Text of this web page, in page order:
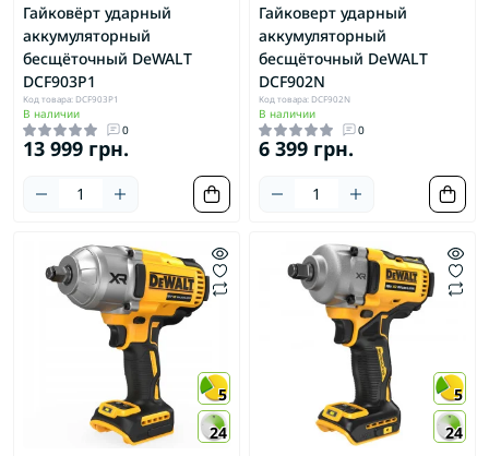
Гайковёрт ударный
аккумуляторный
бесщёточный DeWALT
DCF903P1
Код товара: DCF903P1
В наличии
0
13 999 грн.
Гайковерт ударный
аккумуляторный
бесщёточный DeWALT
DCF902N
Код товара: DCF902N
В наличии
0
6 399 грн.
5
24
5
24